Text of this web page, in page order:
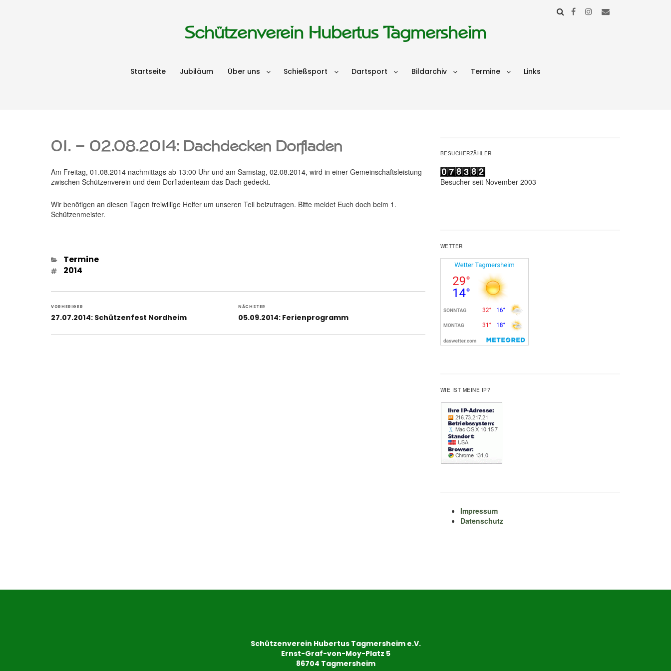
Schützenverein Hubertus Tagmersheim
Startseite Jubiläum Über uns Schießsport Dartsport Bildarchiv Termine Links
01. – 02.08.2014: Dachdecken Dorfladen
Am Freitag, 01.08.2014 nachmittags ab 13:00 Uhr und am Samstag, 02.08.2014, wird in einer Gemeinschaftsleistung
zwischen Schützenverein und dem Dorfladenteam das Dach gedeckt.
Wir benötigen an diesen Tagen freiwillige Helfer um unseren Teil beizutragen. Bitte meldet Euch doch beim 1.
Schützenmeister.
Kategorien
Termine
Schlagwörter
2014
VORHERIGER
Vorheriger
27.07.2014: Schützenfest Nordheim
NÄCHSTER
Nächster
05.09.2014: Ferienprogramm
BESUCHERZÄHLER
Besucher seit November 2003
WETTER
WIE IST MEINE IP?
Impressum
Datenschutz
Schützenverein Hubertus Tagmersheim e.V.
Ernst-Graf-von-Moy-Platz 5
86704 Tagmersheim